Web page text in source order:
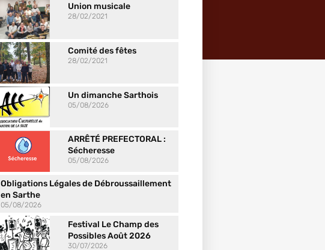
Union musicale
28/02/2021
Comité des fêtes
28/02/2021
Un dimanche Sarthois
05/08/2026
ARRÊTÉ PREFECTORAL :
Sécheresse
05/08/2026
Obligations Légales de Débroussaillement
en Sarthe
05/08/2026
Festival Le Champ des
Possibles Août 2026
30/07/2026